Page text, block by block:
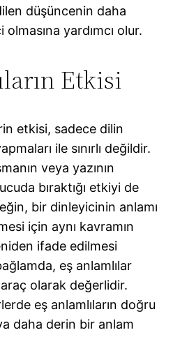
düşüncenin daha
olmasına yardımcı olur.
Etkisi
etkisi, sadece dilin
ile sınırlı değildir.
veya yazının
bıraktığı etkiyi de
bir dinleyicinin anlamı
için aynı kavramın
ifade edilmesi
eş anlamlılar
olarak değerlidir.
eş anlamlıların doğru
daha derin bir anlam